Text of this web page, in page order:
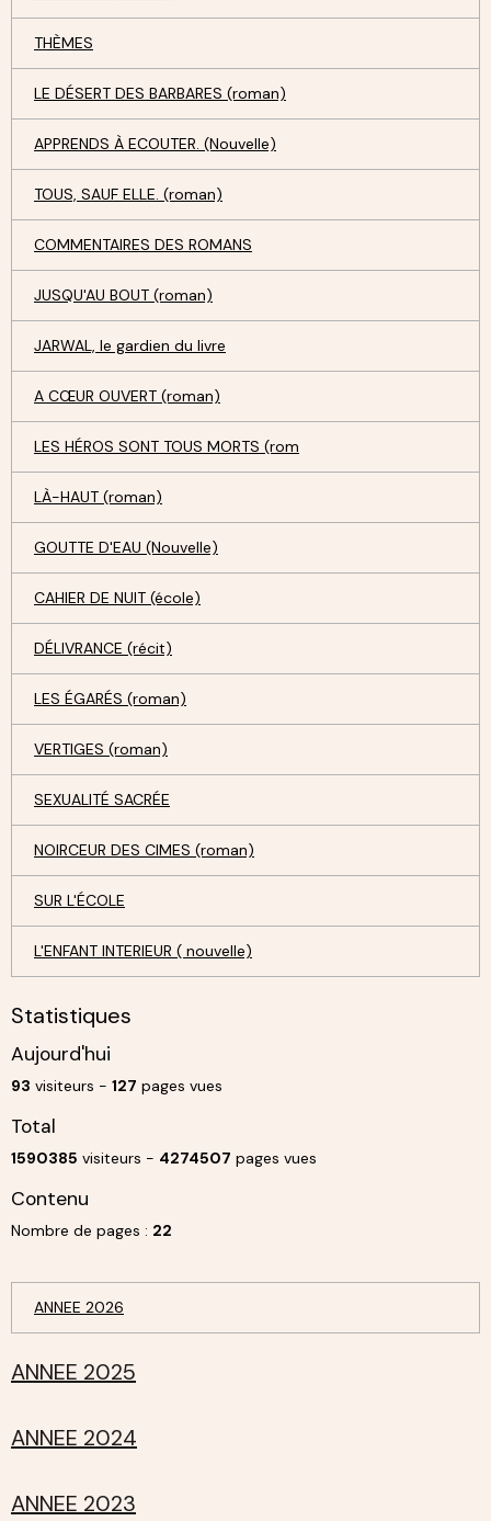
THÈMES
LE DÉSERT DES BARBARES (roman)
APPRENDS À ECOUTER. (Nouvelle)
TOUS, SAUF ELLE. (roman)
COMMENTAIRES DES ROMANS
JUSQU'AU BOUT (roman)
JARWAL, le gardien du livre
A CŒUR OUVERT (roman)
LES HÉROS SONT TOUS MORTS (rom
LÀ-HAUT (roman)
GOUTTE D'EAU (Nouvelle)
CAHIER DE NUIT (école)
DÉLIVRANCE (récit)
LES ÉGARÉS (roman)
VERTIGES (roman)
SEXUALITÉ SACRÉE
NOIRCEUR DES CIMES (roman)
SUR L'ÉCOLE
L'ENFANT INTERIEUR ( nouvelle)
Statistiques
Aujourd'hui
93 visiteurs - 127 pages vues
Total
1590385 visiteurs - 4274507 pages vues
Contenu
Nombre de pages : 22
ANNEE 2026
ANNEE 2025
ANNEE 2024
ANNEE 2023